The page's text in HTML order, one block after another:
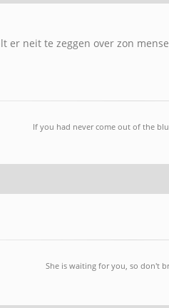
er neit te zeggen over zon
If you had never come out of the
She is waiting for you, so don't